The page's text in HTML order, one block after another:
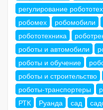
регулирование
робомех
робомобили
робототехника
роботы и автомобили
роботы и обучение
роботы и строительство
роботы-транспортеры
РТК
Руанда сад